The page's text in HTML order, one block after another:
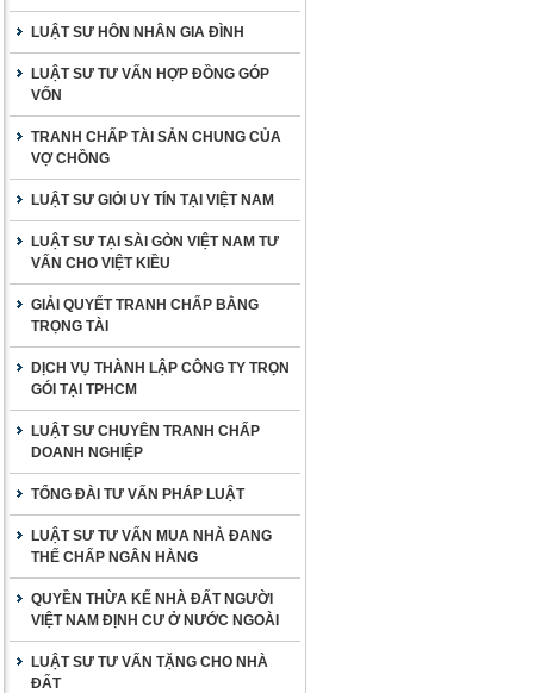
LUẬT SƯ HÔN NHÂN GIA ĐÌNH
LUẬT SƯ TƯ VẤN HỢP ĐỒNG GÓP
VỐN
TRANH CHẤP TÀI SẢN CHUNG CỦA
VỢ CHỒNG
LUẬT SƯ GIỎI UY TÍN TẠI VIỆT NAM
LUẬT SƯ TẠI SÀI GÒN VIỆT NAM TƯ
VẤN CHO VIỆT KIỀU
GIẢI QUYẾT TRANH CHẤP BẰNG
TRỌNG TÀI
DỊCH VỤ THÀNH LẬP CÔNG TY TRỌN
GÓI TẠI TPHCM
LUẬT SƯ CHUYÊN TRANH CHẤP
DOANH NGHIỆP
TỔNG ĐÀI TƯ VẤN PHÁP LUẬT
LUẬT SƯ TƯ VẤN MUA NHÀ ĐANG
THẾ CHẤP NGÂN HÀNG
QUYỀN THỪA KẾ NHÀ ĐẤT NGƯỜI
VIỆT NAM ĐỊNH CƯ Ở NƯỚC NGOÀI
LUẬT SƯ TƯ VẤN TẶNG CHO NHÀ
ĐẤT